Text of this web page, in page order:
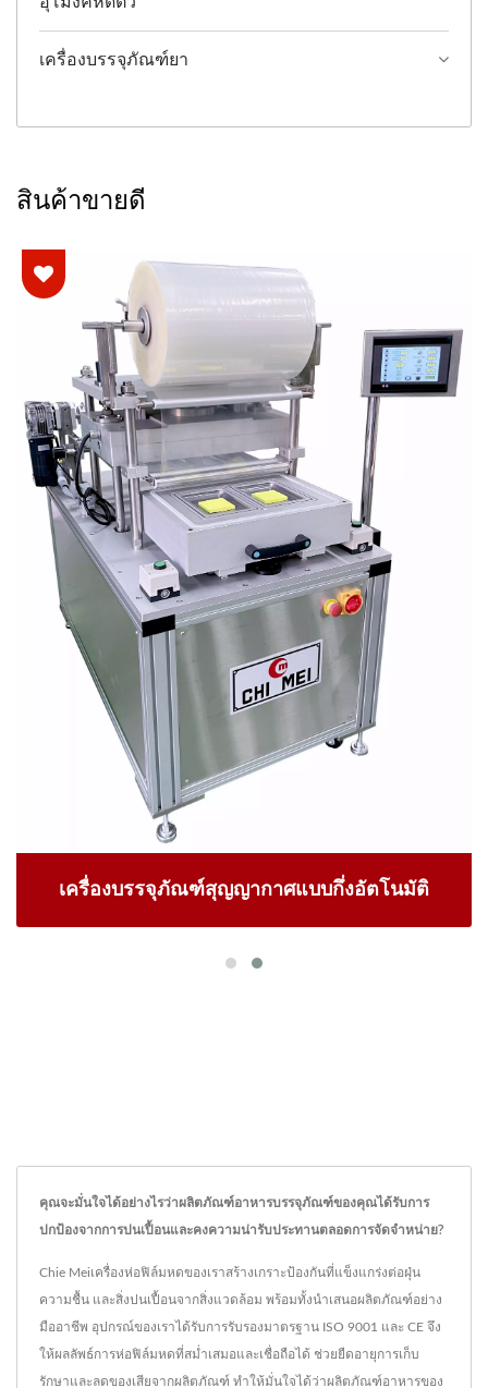
เครื่องบรรจุภัณฑ์ยา
สินค้าขายดี
เครื่องบรรจุภัณฑ์สุญญากาศแบบกึ่งอัตโนมัติ
คุณจะมั่นใจได้อย่างไรว่าผลิตภัณฑ์อาหารบรรจุภัณฑ์ของคุณได้รับการ
ปกป้องจากการปนเปื้อนและคงความน่ารับประทานตลอดการจัดจำหน่าย?
Chie Meiเครื่องห่อฟิล์มหดของเราสร้างเกราะป้องกันที่แข็งแกร่งต่อฝุ่น
ความชื้น และสิ่งปนเปื้อนจากสิ่งแวดล้อม พร้อมทั้งนำเสนอผลิตภัณฑ์อย่าง
มืออาชีพ อุปกรณ์ของเราได้รับการรับรองมาตรฐาน ISO 9001 และ CE จึง
ให้ผลลัพธ์การห่อฟิล์มหดที่สม่ำเสมอและเชื่อถือได้ ช่วยยืดอายุการเก็บ
รักษาและลดของเสียจากผลิตภัณฑ์ ทำให้มั่นใจได้ว่าผลิตภัณฑ์อาหารของ